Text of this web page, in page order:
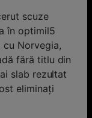
scuze
în optimil5
cu Norvegia,
fără titlu din
slab rezultat
eliminaţi